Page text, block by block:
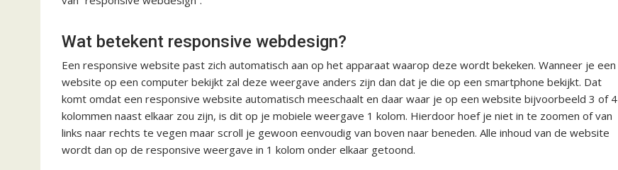
Wat betekent responsive webdesign?
Een responsive website past zich automatisch aan op het apparaat waarop deze wordt bekeken. Wanneer je een
website op een computer bekijkt zal deze weergave anders zijn dan dat je die op een smartphone bekijkt. Dat
komt omdat een responsive website automatisch meeschaalt en daar waar je op een website bijvoorbeeld 3 of 4
kolommen naast elkaar zou zijn, is dit op je mobiele weergave 1 kolom. Hierdoor hoef je niet in te zoomen of van
links naar rechts te vegen maar scroll je gewoon eenvoudig van boven naar beneden. Alle inhoud van de website
wordt dan op de responsive weergave in 1 kolom onder elkaar getoond.